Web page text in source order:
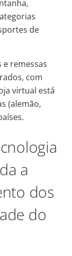
de
remessas
com
virtual está
(alemão,
a
dos
do